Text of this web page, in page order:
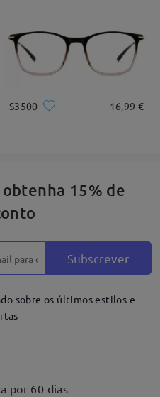
produto
S3500 16,99 €
15% de
Subscrever
sobre os últimos estilos e
por 60 dias